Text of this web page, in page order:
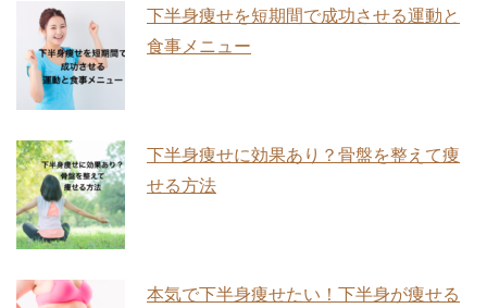
下半身痩せを短期間で成功させる運動と
食事メニュー
下半身痩せに効果あり？骨盤を整えて痩
せる方法
本気で下半身痩せたい！下半身が痩せる